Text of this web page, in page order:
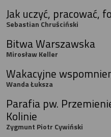
Jak uczyć, pracować,
Sebastian Chruściński
Bitwa Warszawska
Mirosław Keller
Wakacyjne
Wanda Łuksza
Parafia pw.
Kolinie
Zygmunt Piotr Cywiński